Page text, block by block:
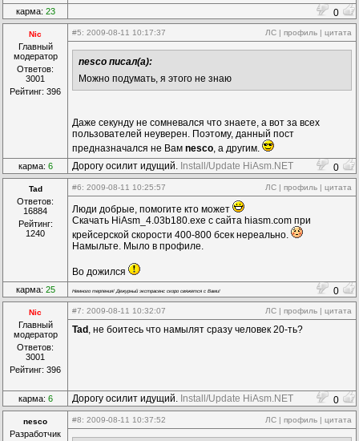
карма: 23 0
Nic
Главный
модератор
Ответов:
3001
Рейтинг: 396
#5: 2009-08-11 10:17:37 ЛС | профиль | цитата
nesco писал(а):
Можно подумать, я этого не знаю
Даже секунду не сомневался что знаете, а вот за всех
пользователей неуверен. Поэтому, данный пост
предназначался не Вам nesco, а другим.
карма: 6 Дорогу осилит идущий. Install/Update HiAsm.NET 0
Tad
Ответов:
16884
Рейтинг:
1240
#6: 2009-08-11 10:25:57 ЛС | профиль | цитата
Люди добрые, помогите кто может
Скачать HiAsm_4.03b180.exe с сайта hiasm.com при
крейсерской скорости 400-800 бсек нереально.
Намыльте. Мыло в профиле.
Во дожился
карма: 25 Немного терпения! Дежурный экстрасенс скоро свяжется с Вами! 0
Nic
Главный
модератор
Ответов:
3001
Рейтинг: 396
#7: 2009-08-11 10:32:07 ЛС | профиль | цитата
Tad , не боитесь что намылят сразу человек 20-ть?
карма: 6 Дорогу осилит идущий. Install/Update HiAsm.NET 0
nesco
Разработчик
#8: 2009-08-11 10:37:52 ЛС | профиль | цитата